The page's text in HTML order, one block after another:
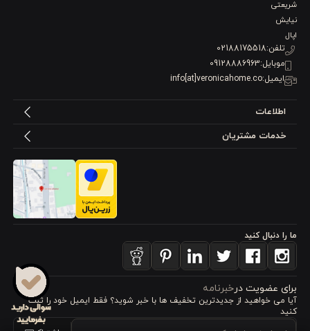
حس فوق‌العاده‌ای از نرمی و لطافت را بر روی پوست ایجاد می‌کند.
برخلاف پارچه‌های مصنوعی، پنبه پوپلین هیچ‌گونه حساسیتی ایجاد
الیاف طبیعی، به طور ذاتی دارای خواص ضد حساسیت هستند و برای
افرادی که پوست حساس دارند، گزینه‌ای ایده‌آل محسوب می‌شوند.
لطافت بی‌نظیر این پارچه، هر شب حس آرامش و راحتی بی‌نظیری را
۳. تنفس‌پذیری بی‌نظیر: راز خوابی خنک و راحت در تمام
فصول
یکی از برجسته‌ترین ویژگی‌های پنبه پوپلین، تنفس‌پذیری بالای آن
است. ساختار منحصر به فرد این پارچه به هوا اجازه می‌دهد تا به راحتی
در میان الیاف آن جریان یابد. این ویژگی باعث می‌شود که گرما و
شریعتی
نیایش
اپال
تلفن:02188175518
موبایل:09128886963
ایمیل:info[at]veronicahome.co
اطلاعات
خدمات مشتریان
ما را دنبال کنید
برای عضویت درخبرنامه
آیا می خواهید از جدید‌ترین تخفیف‌ ها با‌ خبر شوید؟ فقط ایمیل خود را ثبت
کنید